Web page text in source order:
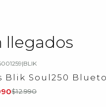
llegados
|BLIK
Soul250
$12.990